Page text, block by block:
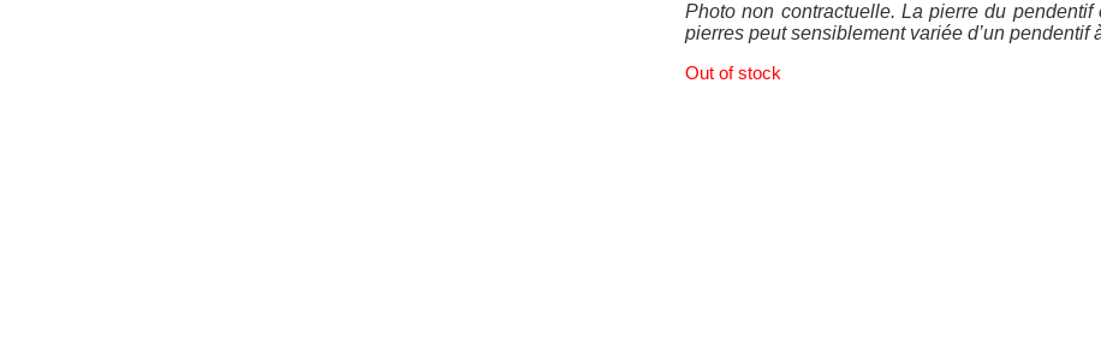
Photo non contractuelle. La pierre du
pierres peut sensiblement variée d’un pendentif
Out of stock